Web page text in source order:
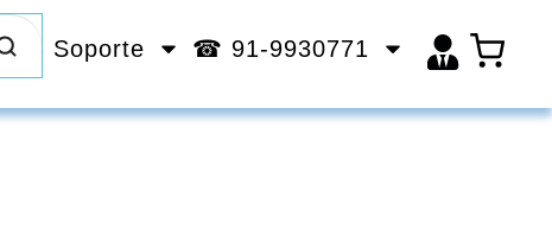
Soporte ☎ 91-9930771